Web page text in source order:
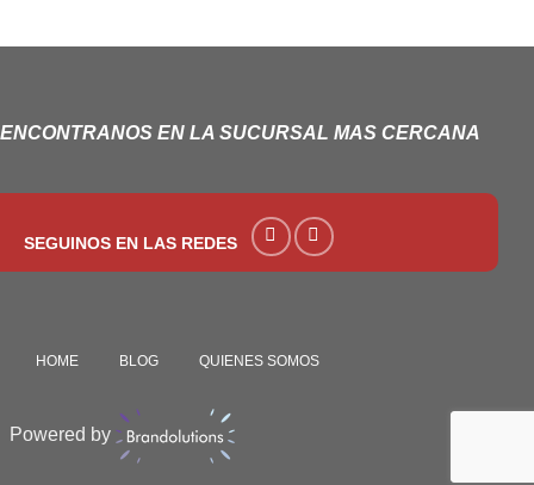
ENCONTRANOS EN LA SUCURSAL MAS CERCANA
SEGUINOS EN LAS REDES
HOME BLOG QUIENES SOMOS
Powered by